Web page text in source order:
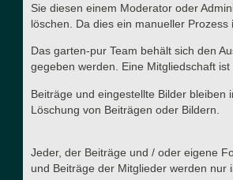
Sie diesen einem Moderator oder
löschen. Da dies ein manueller
Das garten-pur Team behält sich den
gegeben werden. Eine Mitgliedschaft ist
Beiträge und eingestellte Bilder
Löschung von Beiträgen oder Bildern.
Jeder, der Beiträge und / oder eigene
und Beiträge der Mitglieder werden nur